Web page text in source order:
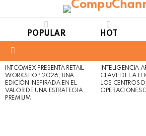
POPULAR HOT
LATEST
STORIES
INTCOMEX PRESENTA RETAIL
WORKSHOP 2026, UNA
EDICIÓN INSPIRADA EN EL
VALOR DE UNA ESTRATEGIA
PREMIUM
INTELIGENCIA
CLAVE DE LA
LOS CENTROS
OPERACIONES